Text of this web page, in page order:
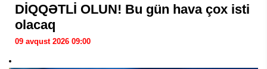
DİQQƏTLİ OLUN! Bu gün hava çox isti
olacaq
09 avqust 2026 09:00